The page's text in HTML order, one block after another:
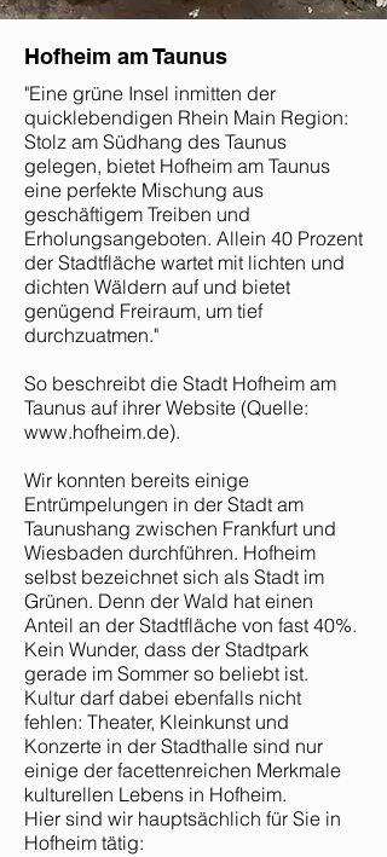
Hofheim am Taunus
"Eine grüne Insel inmitten der
quicklebendigen Rhein Main Region:
Stolz am Südhang des Taunus
gelegen, bietet Hofheim am Taunus
eine perfekte Mischung aus
geschäftigem Treiben und
Erholungsangeboten. Allein 40 Prozent
der Stadtfläche wartet mit lichten und
dichten Wäldern auf und bietet
genügend Freiraum, um tief
durchzuatmen."
So beschreibt die Stadt Hofheim am
Taunus auf ihrer Website (Quelle:
www.hofheim.de).
Wir konnten bereits einige
Entrümpelungen in der Stadt am
Taunushang zwischen Frankfurt und
Wiesbaden durchführen. Hofheim
selbst bezeichnet sich als Stadt im
Grünen. Denn der Wald hat einen
Anteil an der Stadtfläche von fast 40%.
Kein Wunder, dass der Stadtpark
gerade im Sommer so beliebt ist.
Kultur darf dabei ebenfalls nicht
fehlen: Theater, Kleinkunst und
Konzerte in der Stadthalle sind nur
einige der facettenreichen Merkmale
kulturellen Lebens in Hofheim.
Hier sind wir hauptsächlich für Sie in
Hofheim tätig: